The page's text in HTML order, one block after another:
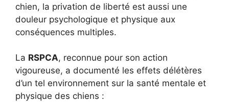
chien, la privation de liberté est aussi une
douleur psychologique et physique aux
conséquences multiples.
La RSPCA, reconnue pour son action
vigoureuse, a documenté les effets délétères
d’un tel environnement sur la santé mentale et
physique des chiens :